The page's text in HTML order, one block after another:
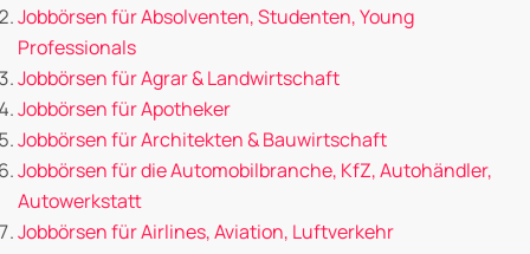
Jobbörsen für Absolventen, Studenten, Young
Professionals
Jobbörsen für Agrar & Landwirtschaft
Jobbörsen für Apotheker
Jobbörsen für Architekten & Bauwirtschaft
Jobbörsen für die Automobilbranche, KfZ, Autohändler,
Autowerkstatt
Jobbörsen für Airlines, Aviation, Luftverkehr